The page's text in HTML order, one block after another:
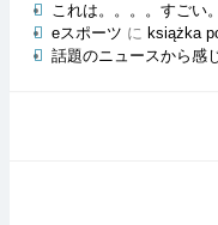
これは。。。。すごい。
eスポーツ に książka
話題のニュースから感